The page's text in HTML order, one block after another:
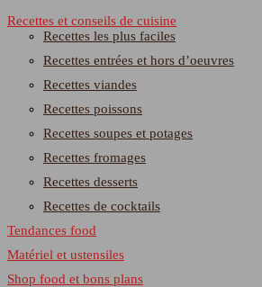
Recettes et conseils de cuisine
Recettes les plus faciles
Recettes entrées et hors d’oeuvres
Recettes viandes
Recettes poissons
Recettes soupes et potages
Recettes fromages
Recettes desserts
Recettes de cocktails
Tendances food
Matériel et ustensiles
Shop food et bons plans